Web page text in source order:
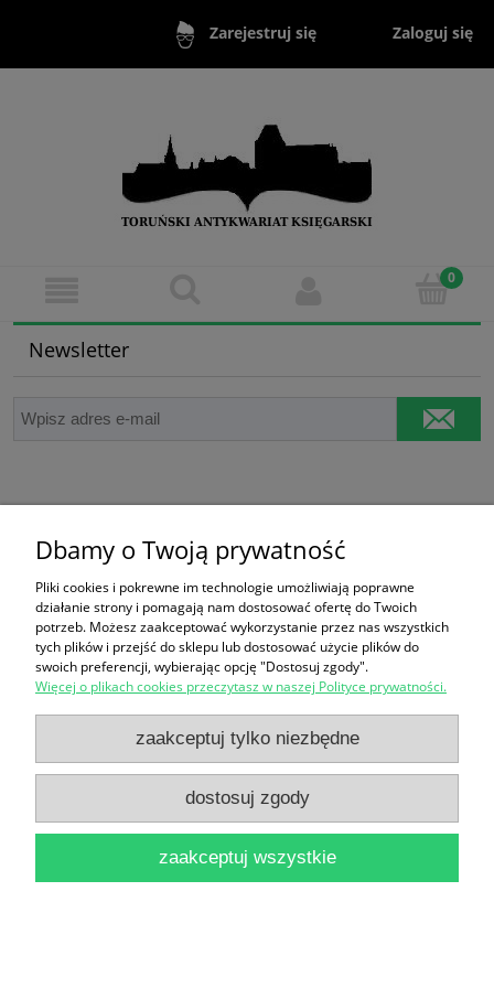
Zarejestruj się Zaloguj się
Newsletter
Ten produkt jest niedostępny.
Zakupy
Pomoc
Moje konto
Informacje
pokaż pełną wersję strony
Sklep internetowy Shoper Premium
Dbamy o Twoją prywatność
Pliki cookies i pokrewne im technologie umożliwiają poprawne
działanie strony i pomagają nam dostosować ofertę do Twoich
potrzeb. Możesz zaakceptować wykorzystanie przez nas wszystkich
tych plików i przejść do sklepu lub dostosować użycie plików do
swoich preferencji, wybierając opcję "Dostosuj zgody".
Więcej o plikach cookies przeczytasz w naszej Polityce prywatności.
zaakceptuj tylko niezbędne
dostosuj zgody
zaakceptuj wszystkie